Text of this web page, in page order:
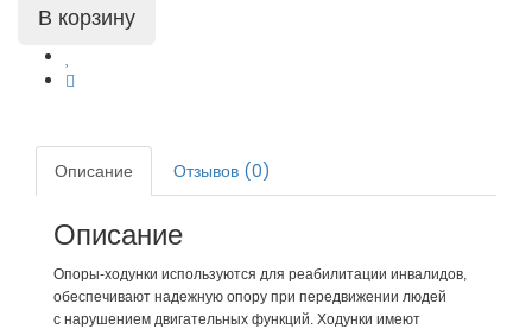
Описание Отзывов (0)
Описание
Опоры-ходунки используются для реабилитации инвалидов,
обеспечивают надежную опору при передвижении людей
с нарушением двигательных функций. Ходунки имеют